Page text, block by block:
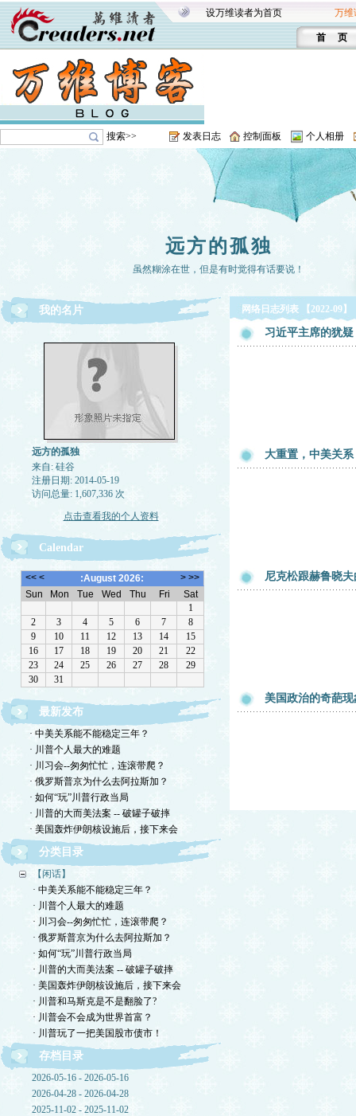
设万维读者为首页 万维
首 页
搜索>> 发表日志 控制面板 个人相册
远方的孤独
虽然糊涂在世，但是有时觉得有话要说！
我的名片
远方的孤独
来自: 硅谷
注册日期: 2014-05-19
访问总量: 1,607,336 次
点击查看我的个人资料
Calendar
最新发布
· 中美关系能不能稳定三年？
· 川普个人最大的难题
· 川习会--匆匆忙忙，连滚带爬？
· 俄罗斯普京为什么去阿拉斯加？
· 如何“玩”川普行政当局
· 川普的大而美法案 -- 破罐子破摔
· 美国轰炸伊朗核设施后，接下来会
分类目录
【闲话】
· 中美关系能不能稳定三年？
· 川普个人最大的难题
· 川习会--匆匆忙忙，连滚带爬？
· 俄罗斯普京为什么去阿拉斯加？
· 如何“玩”川普行政当局
· 川普的大而美法案 -- 破罐子破摔
· 美国轰炸伊朗核设施后，接下来会
· 川普和马斯克是不是翻脸了?
· 川普会不会成为世界首富？
· 川普玩了一把美国股市债市！
存档目录
2026-05-16 - 2026-05-16
2026-04-28 - 2026-04-28
2025-11-02 - 2025-11-02
网络日志列表 【2022-09】
习近平主席的犹疑
大重置，中美关
尼克松跟赫鲁晓
美国政治的奇葩现